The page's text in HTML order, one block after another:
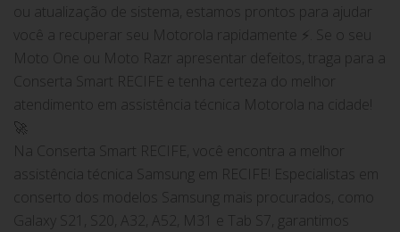
ou atualização de sistema, estamos prontos para ajudar
você a recuperar seu Motorola rapidamente ⚡. Se o seu
Moto One ou Moto Razr apresentar defeitos, traga para a
Conserta Smart RECIFE e tenha certeza do melhor
atendimento em assistência técnica Motorola na cidade!
🚀
Na Conserta Smart RECIFE, você encontra a melhor
assistência técnica Samsung em RECIFE! Especialistas em
conserto dos modelos Samsung mais procurados, como
Galaxy S21, S20, A32, A52, M31 e Tab S7, garantimos